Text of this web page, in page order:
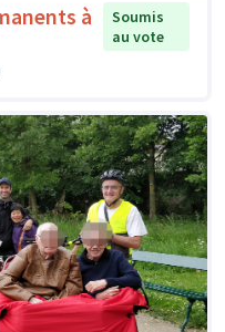
à
Soumis
au vote